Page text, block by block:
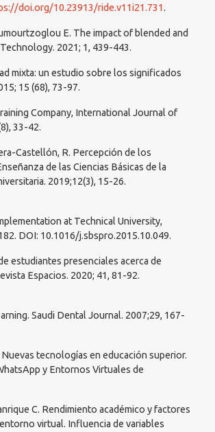
doi.org/10.23913/ride.v11i21.731.
E. The impact of blended and
2021; 1, 439-443.
mixta: un estudio sobre los significados
15 (68), 73-97.
Company, International Journal of
33-42.
Castellón, R. Percepción de los
de las Ciencias Básicas de la
2019;12(3), 15-26.
at Technical University,
DOI: 10.1016/j.sbspro.2015.10.049.
estudiantes presenciales acerca de
Espacios. 2020; 41, 81-92.
Saudi Dental Journal. 2007;29, 167-
tecnologías en educación superior.
y Entornos Virtuales de
C. Rendimiento académico y factores
virtual. Influencia de variables